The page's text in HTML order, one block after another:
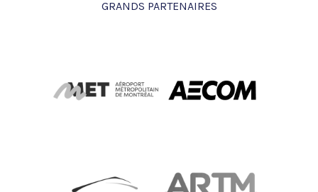
GRANDS PARTENAIRES